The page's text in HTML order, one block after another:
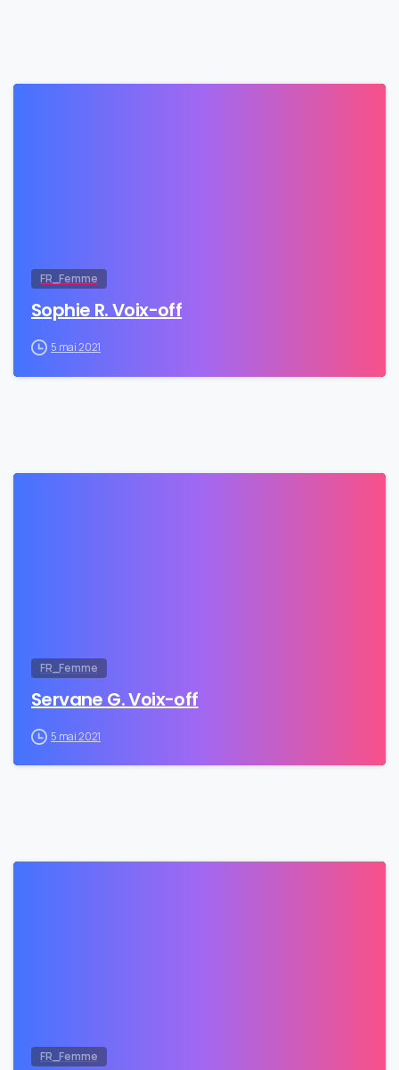
FR_Femme
Sophie R. Voix-off
5 mai 2021
FR_Femme
Servane G. Voix-off
5 mai 2021
FR_Femme